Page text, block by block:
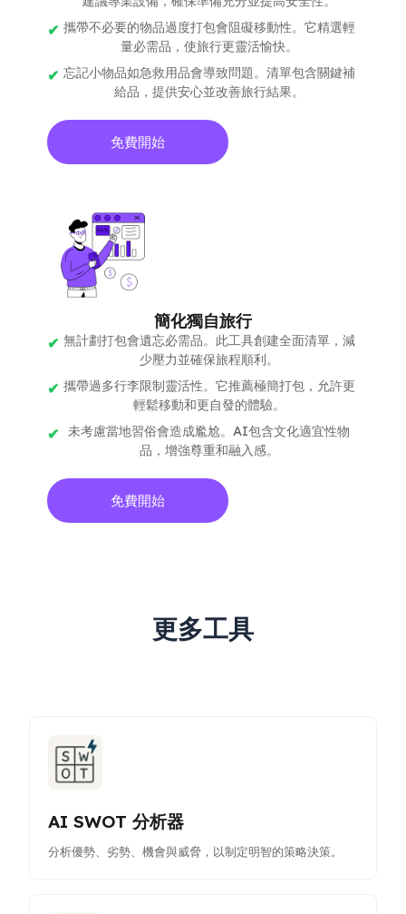
攜帶不必要的物品過度打包會阻礙移動性。它精選輕
量必需品，使旅行更靈活愉快。
忘記小物品如急救用品會導致問題。清單包含關鍵補
給品，提供安心並改善旅行結果。
免費開始
簡化獨自旅行
無計劃打包會遺忘必需品。此工具創建全面清單，減
少壓力並確保旅程順利。
攜帶過多行李限制靈活性。它推薦極簡打包，允許更
輕鬆移動和更自發的體驗。
未考慮當地習俗會造成尷尬。AI包含文化適宜性物
品，增強尊重和融入感。
免費開始
更多工具
AI SWOT 分析器
分析優勢、劣勢、機會與威脅，以制定明智的策略決策。